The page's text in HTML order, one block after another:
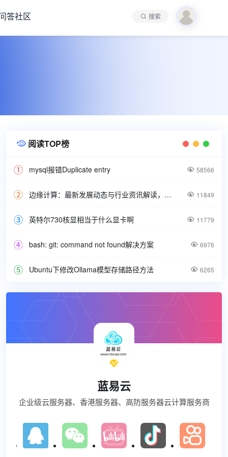
答社区 搜索
 阅读TOP榜
mysql报错Duplicate entry  58566
边缘计算：最新发展动态与行业资讯解读，洞悉技术前沿引领未来。  11849
英特尔730核显相当于什么显卡啊  11779
bash: git: command not found解决方案  6976
Ubuntu下修改Ollama模型存储路径方法  6265

蓝易云
企业级云服务器、香港服务器、高防服务器云计算服务商